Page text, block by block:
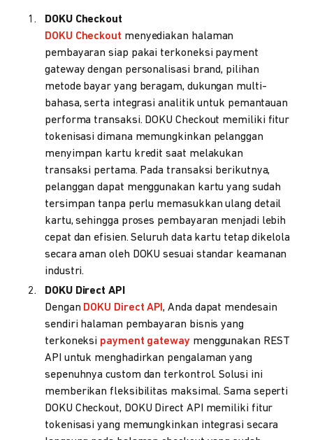
DOKU Checkout
DOKU Checkout menyediakan halaman
pembayaran siap pakai terkoneksi payment
gateway dengan personalisasi brand, pilihan
metode bayar yang beragam, dukungan multi-
bahasa, serta integrasi analitik untuk pemantauan
performa transaksi. DOKU Checkout memiliki fitur
tokenisasi dimana memungkinkan pelanggan
menyimpan kartu kredit saat melakukan
transaksi pertama. Pada transaksi berikutnya,
pelanggan dapat menggunakan kartu yang sudah
tersimpan tanpa perlu memasukkan ulang detail
kartu, sehingga proses pembayaran menjadi lebih
cepat dan efisien. Seluruh data kartu tetap dikelola
secara aman oleh DOKU sesuai standar keamanan
industri.
DOKU Direct API
Dengan DOKU Direct API, Anda dapat mendesain
sendiri halaman pembayaran bisnis yang
terkoneksi payment gateway menggunakan REST
API untuk menghadirkan pengalaman yang
sepenuhnya custom dan terkontrol. Solusi ini
memberikan fleksibilitas maksimal. Sama seperti
DOKU Checkout, DOKU Direct API memiliki fitur
tokenisasi yang memungkinkan integrasi secara